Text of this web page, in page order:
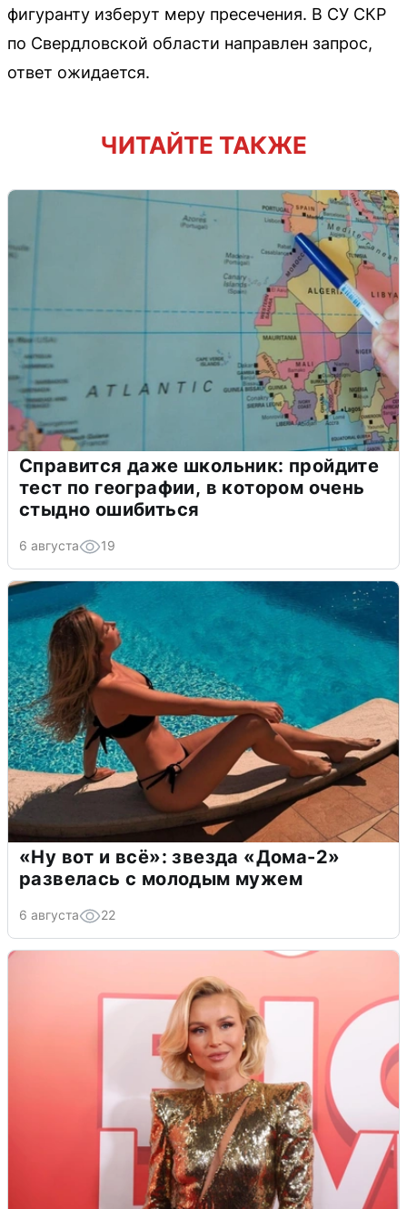
фигуранту изберут меру пресечения. В СУ СКР
по Свердловской области направлен запрос,
ответ ожидается.
ЧИТАЙТЕ ТАКЖЕ
Справится даже школьник: пройдите
тест по географии, в котором очень
стыдно ошибиться
6 августа 19
«Ну вот и всё»: звезда «Дома-2»
развелась с молодым мужем
6 августа 22